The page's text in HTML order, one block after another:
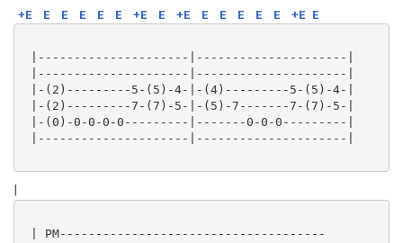
+E E E E E E +E E +E E E E E E +E E
|---------------------|---------------------|
|---------------------|---------------------|
|-(2)---------5-(5)-4-|-(4)---------5-(5)-4-|
|-(2)---------7-(7)-5-|-(5)-7-------7-(7)-5-|
|-(0)-0-0-0-0---------|-------0-0-0---------|
|---------------------|---------------------|
|
| PM-------------------------------------